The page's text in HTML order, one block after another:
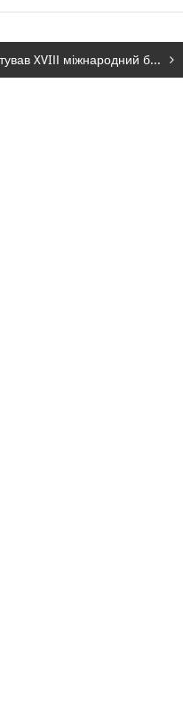
Увага! Стартував XVIІІ міжнародний басейновий конкурс «Барви Дністра»!